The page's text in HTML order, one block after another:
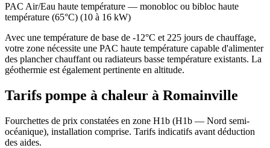
PAC Air/Eau haute température — monobloc ou bibloc haute
température (65°C) (10 à 16 kW)
Avec une température de base de -12°C et 225 jours de chauffage,
votre zone nécessite une PAC haute température capable d'alimenter
des plancher chauffant ou radiateurs basse température existants. La
géothermie est également pertinente en altitude.
Tarifs pompe à chaleur à Romainville
Fourchettes de prix constatées en zone H1b (H1b — Nord semi-
océanique), installation comprise. Tarifs indicatifs avant déduction
des aides.